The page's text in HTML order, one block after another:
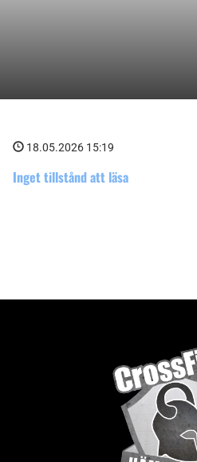
18.05.2026 15:19
Inget tillstånd att läsa